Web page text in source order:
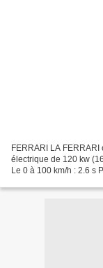
FERRARI LA
électrique de 120 kw
Le 0 à 100 km/h : 2.6 s